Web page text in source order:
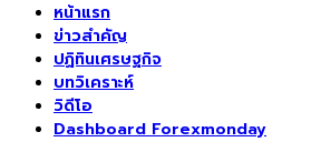
หน้าแรก
ข่าวสำคัญ
ปฏิทินเศรษฐกิจ
บทวิเคราะห์
วิดีโอ
Dashboard Forexmonday